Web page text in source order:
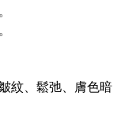
紋、鬆弛、膚色暗